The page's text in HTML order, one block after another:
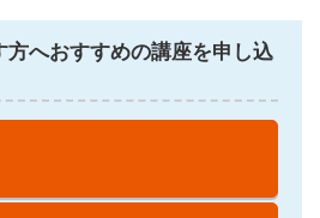
方へおすすめの講座を申し込